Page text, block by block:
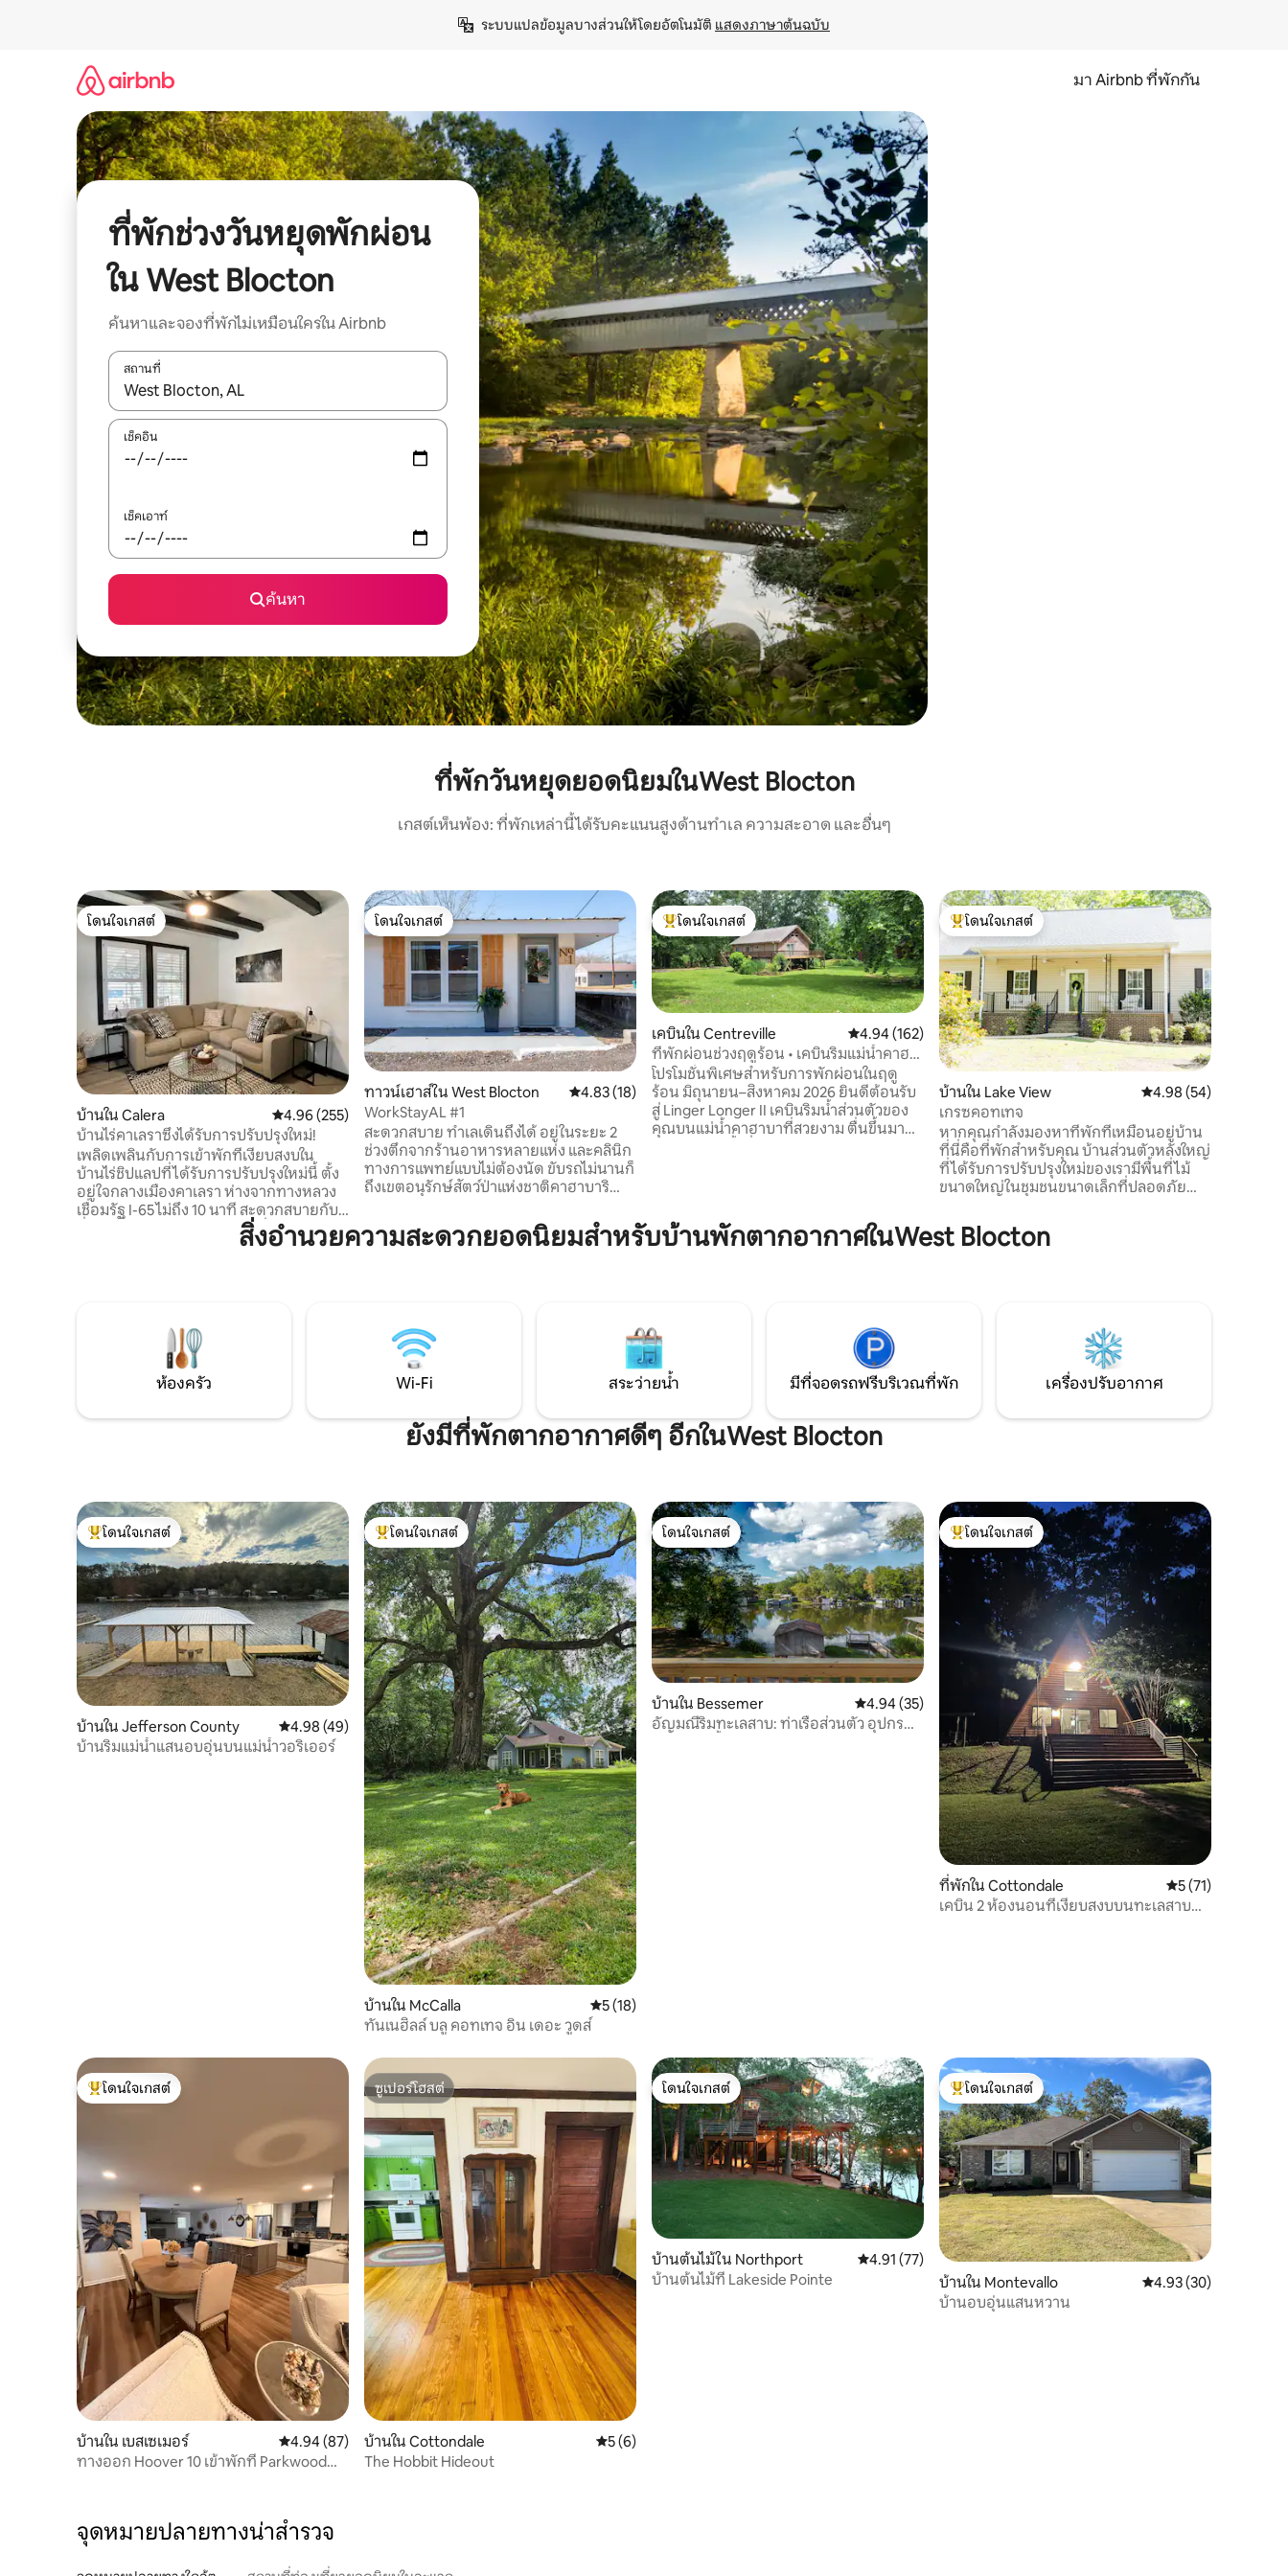
ระบบแปลข้อมูลบางส่วนให้โดยอัตโนมัติ แสดงภาษาต้นฉบับ
มา Airbnb ที่พักกัน
ที่พักช่วงวันหยุดพักผ่อน
ใน West Blocton
ค้นหาและจองที่พักไม่เหมือนใครใน Airbnb
สถานที่
ใช้ลูกศรขึ้นลง หรือใช้การสัมผัสหรือปัด เพื่อสำรวจผลการค้นหา
เช็คอิน
เช็คเอาท์
ค้นหา
ที่พักวันหยุดยอดนิยมในWest Blocton
เกสต์เห็นพ้อง: ที่พักเหล่านี้ได้รับคะแนนสูงด้านทำเล ความสะอาด และอื่นๆ
โดนใจเกสต์
โดนใจเกสต์
บ้านใน Calera คะแนนเฉลี่ย 4.96 จาก 5, 255 รีวิว
4.96 (255)
บ้านไร่คาเลราซึ่งได้รับการปรับปรุงใหม่!
เพลิดเพลินกับการเข้าพักที่เงียบสงบใน
บ้านไร่ชิปแลปที่ได้รับการปรับปรุงใหม่นี้ ตั้ง
อยู่ใจกลางเมืองคาเลรา ห่างจากทางหลวง
เชื่อมรัฐ I-65 ไม่ถึง 10 นาที สะดวกสบายกับ
สิ่งอำนวยความสะดวกในท้องถิ่นร้านค้าและ
ร้านอาหารและยังมีเมืองใกล้เคียง
ฟุตบอลและเบสบอลของคาเลราอีเกิลส์
สนามเทนนิสและพิคเคิลบอลใหม่ สนามดิสก์
กอล์ฟ พิพิธภัณฑ์รถไฟเฮิร์ทออฟดิกซี่
นอร์ธโพลเอ็กซ์เพรส...
โดนใจเกสต์
โดนใจเกสต์
ทาวน์เฮาส์ใน West Blocton คะแนนเฉลี่ย 4.83 จาก 5, 18 รีวิว
4.83 (18)
WorkStayAL #1
สะดวกสบาย ทำเลเดินถึงได้ อยู่ในระยะ 2
ช่วงตึกจากร้านอาหารหลายแห่ง และคลินิก
ทางการแพทย์แบบไม่ต้องนัด ขับรถไม่นานก็
ถึงเขตอนุรักษ์สัตว์ป่าแห่งชาติคาฮาบาริ
อยู่ห่างจากใจกลางเมืองทัสคาลูซาและคริม
สันไทด์ในตำนานที่สนามกีฬาไบรอันท์เดนนี
บาร์ และสถานบันเทิงยามค่ำคืนมากมายที่
เบอร์มิงแฮมและทัสคาลูซามีให้ เรายินดี
ต้อนรับคุณ!
โดนใจเกสต์ที่สุด
โดนใจเกสต์
เคบินใน Centreville คะแนนเฉลี่ย 4.94 จาก 5, 162 รีวิว
4.94 (162)
ที่พักผ่อนช่วงฤดูร้อน • เคบินริมแม่น้ำคาฮา
บา
โปรโมชั่นพิเศษสำหรับการพักผ่อนในฤดู
ร้อน มิถุนายน–สิงหาคม 2026 ยินดีต้อนรับ
สู่ Linger Longer II เคบินริมน้ำส่วนตัวของ
คุณบนแม่น้ำคาฮาบาที่สวยงาม ตื่นขึ้นมา
โลว์ไลฟ์และสานสัมพันธ์กับธรรมชาติอีกครั้ง
เพลิดเพลินกับที่พักริมแม่น้ำที่เงียบสงบ ห่าง
โดนใจเกสต์ที่สุด
โดนใจเกสต์
บ้านใน Lake View คะแนนเฉลี่ย 4.98 จาก
4.98 (54)
เกรซคอทเทจ
หากคุณกำลังมองหาที่พักที่เหมือนอยู่บ้าน
ที่นี่คือที่พักสำหรับคุณ บ้านส่วนตัวหลังใหญ่
ที่ได้รับการปรับปรุงใหม่ของเรามีพื้นที่ไม้
ขนาดใหญ่ในชุมชนขนาดเล็กที่ปลอดภัย
คาลูซา ห้องนอนเต็มรูปแบบ 3 ห้อง ห้องน้ำ
เต็มรูปแบบ 2 ห้อง Wi-Fi สำหรับการทำงาน
Management Area, Tannehill State Park
และ Bent Brook Golf Course
สิ่งอำนวยความสะดวกยอดนิยมสำหรับบ้านพักตากอากาศในWest Blocton
ห้องครัว Wi-Fi สระว่ายน้ำ มีที่จอดรถฟรีบริเวณที่พัก เครื่องปรับอากาศ
ยังมีที่พักตากอากาศดีๆ อีกในWest Blocton
โดนใจเกสต์ที่สุด
โดนใจเกสต์
บ้านใน Jefferson County คะแนนเฉลี่ย 4.98 จาก 5, 49 รีวิว
4.98 (49)
บ้านริมแม่น้ำแสนอบอุ่นบนแม่น้ำวอริเออร์
โดนใจเกสต์ที่สุด
โดนใจเกสต์
บ้านใน McCalla คะแนนเฉลี่ย 5 จาก 5, 18 รีวิว
5 (18)
ทันเนฮิลล์ บลู คอทเทจ อิน เดอะ วูดส์
โดนใจเกสต์
โดนใจเกสต์
บ้านใน Bessemer คะแนนเฉลี่ย 4.94 จาก 5, 35 รีวิว
4.94 (35)
อัญมณีริมทะเลสาบ: ท่าเรือส่วนตัว อุปกรณ์
โดนใจเกสต์ที่สุด
โดนใจเกสต์
ที่พักใน Cottondale คะแนนเฉลี่ย 5 จาก
5 (71)
เคบิน 2 ห้องนอนที่เงียบสงบบนทะเลสาบ
โดนใจเกสต์ที่สุด
โดนใจเกสต์
บ้านใน เบสเซเมอร์ คะแนนเฉลี่ย 4.94 จาก 5, 87 รีวิว
4.94 (87)
ทางออก Hoover 10 เข้าพักที่ Parkwood
ซูเปอร์โฮสต์
ซูเปอร์โฮสต์
บ้านใน Cottondale คะแนนเฉลี่ย 5 จาก 5, 6 รีวิว
5 (6)
The Hobbit Hideout
โดนใจเกสต์
โดนใจเกสต์
บ้านต้นไม้ใน Northport คะแนนเฉลี่ย 4.91 จาก 5, 77 รีวิว
4.91 (77)
บ้านต้นไม้ที่ Lakeside Pointe
โดนใจเกสต์ที่สุด
โดนใจเกสต์
บ้านใน Montevallo คะแนนเฉลี่ย 4.93 จาก
4.93 (30)
บ้านอบอุ่นแสนหวาน
จุดหมายปลายทางน่าสำรวจ